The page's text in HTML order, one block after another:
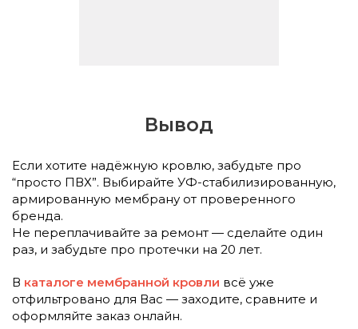
Вывод
Если хотите надёжную кровлю, забудьте про
“просто ПВХ”. Выбирайте УФ-стабилизированную,
армированную мембрану от проверенного
бренда.
Не переплачивайте за ремонт — сделайте один
раз, и забудьте про протечки на 20 лет.
В каталоге мембранной кровли всё уже
отфильтровано для Вас — заходите, сравните и
оформляйте заказ онлайн.